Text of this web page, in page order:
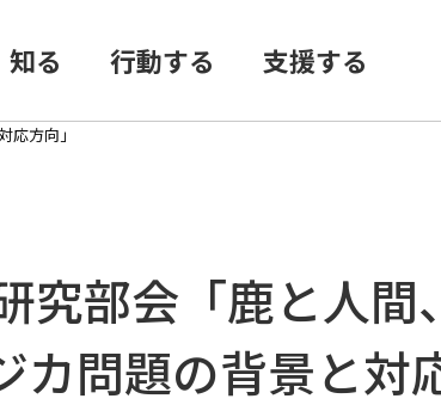
知る 行動する 支援する
方向」
究部会「鹿と人間
カ問題の背景と対